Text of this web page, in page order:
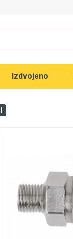
Izdvojeno